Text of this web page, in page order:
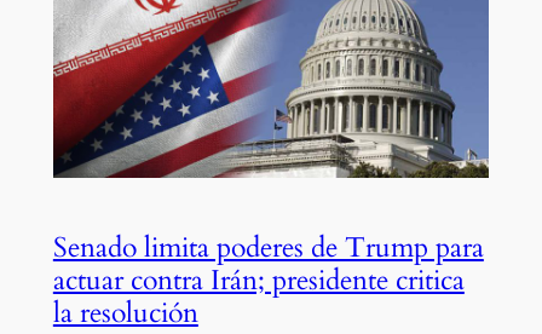
Senado limita poderes de Trump para
actuar contra Irán; presidente critica
la resolución